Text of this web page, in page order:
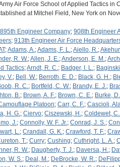
Air Force School of Applied Tactics in
at Mitchel Field, New York on
895th Engineer Company; 908th Engineer
; 913th Engineer Air Force
;Adams, A.;Adams, F. L.;Aiello, R.;
R. W.;Allen, J. E.;Anderson, E. M.;
Tactics;Arndt, R. C.; Badger, I. L.;
V.; Bell, W.; Berroth, E. D.; Black, G. H.;
R. C.; Bortfeld, C. W.; Brandy, E. J.;
B.; Brown, A. F.; Brown, C. E.; Burke,
Platoon; Carr, C. F.; Cascioli,
H. G.; Ciervo; Ciszewski, H.; Coldewet,
J.; Connolly, W. F. Jr.; Conrad, J. S.;
L.; Crandall, G. K.; Crawford, T. F.;
T.; Curry; Cushing; Cuthright, L. A.;
R. W.; Daugherty, T. J.; Daversa, H.;
W. S.; Deal, M.; DeBrocke, W. R.;